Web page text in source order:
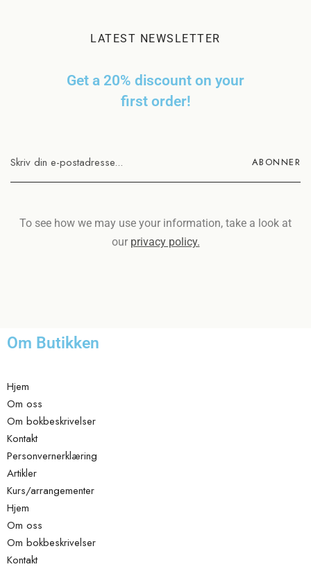
LATEST NEWSLETTER
Get a 20% discount on your
first order!
To see how we may use your information, take a look at
our privacy policy.
Om Butikken
Hjem
Om oss
Om bokbeskrivelser
Kontakt
Personvernerklæring
Artikler
Kurs/arrangementer
Hjem
Om oss
Om bokbeskrivelser
Kontakt